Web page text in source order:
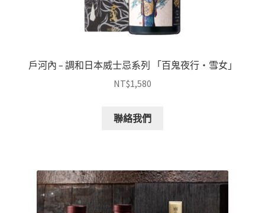
戶河內 – 調和日本威士忌系列 「百鬼夜行・雪女」
NT$1,580
聯絡我們